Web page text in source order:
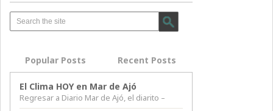
Popular Posts Recent Posts
El Clima HOY en Mar de Ajó
Regresar a Diario Mar de Ajó, el diarito –